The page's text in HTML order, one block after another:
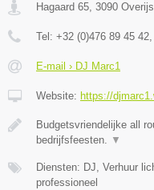
Hagaard 65, 3090
Tel: +32 (0)476 89 45 42
E-mail › DJ Marc1
Website: https://
Budgetsvriendelijke all
bedrijfsfeesten. ▼
Diensten: DJ, Verhuur
professioneel